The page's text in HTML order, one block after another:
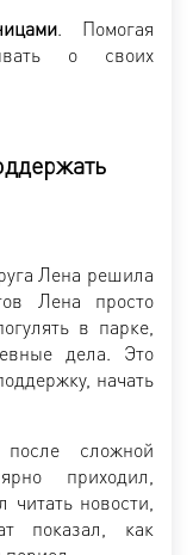
. Помогая
о своих
Лена решила
Лена просто
в парке,
дела. Это
начать
сложной
приходил,
новости,
показал, как